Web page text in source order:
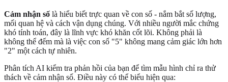
Cảm nhận số là hiểu biết trực quan về con số - nắm bắt số lượng,
mối quan hệ và cách vận dụng chúng. Với nhiều người mắc chứng
khó tính toán, đây là lĩnh vực khó khăn cốt lõi. Không phải là
không thể đếm mà là việc con số "5" không mang cảm giác lớn hơn
"2" một cách tự nhiên.
Phân tích AI kiểm tra phản hồi của bạn để tìm mẫu hình chỉ ra thử
thách về cảm nhận số. Điều này có thể biểu hiện qua: